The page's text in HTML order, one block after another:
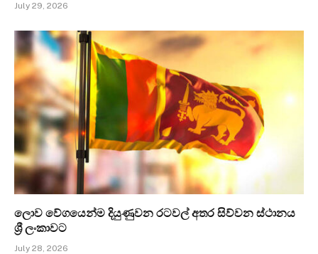
July 29, 2026
ලොව වේගයෙන්ම දියුණුවන රටවල් අතර සිව්වන ස්ථානය
ශ්‍රී ලංකාවට
July 28, 2026